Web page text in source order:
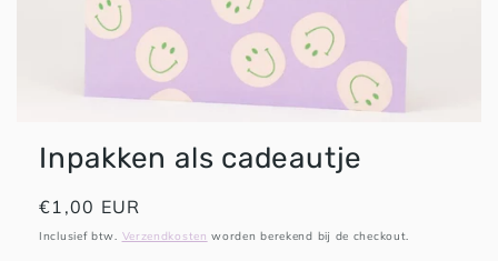
Inpakken als cadeautje
Normale
prijs
€1,00 EUR
Inclusief btw. Verzendkosten worden berekend bij de checkout.